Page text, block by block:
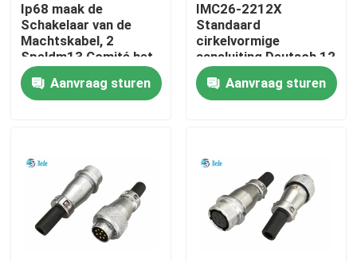
Huis
Over ons
fabriekstour
Ip68 maak de
Schakelaar van de
Machtskabel, 2
Speldm13 Comité het
Opzetten Schakelaar
waterdicht
Aanvraag sturen
IMC26-2212X
Standaard
cirkelvormige
aansluiting Deutsch 12
pin IP67 kabel
aansluiting
Aanvraag sturen